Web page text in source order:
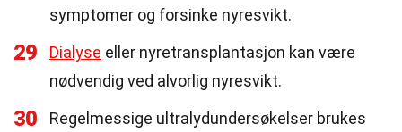
symptomer og forsinke nyresvikt.
29 Dialyse eller nyretransplantasjon kan være
nødvendig ved alvorlig nyresvikt.
30
Regelmessige ultralydundersøkelser brukes